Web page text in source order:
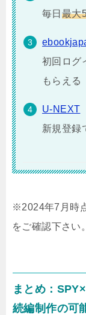
毎日 最大
初回ログ
もらえる
U-NEXT
新規登録
※2024年7月時
をご確認下さい。
まとめ：
続編制作の可